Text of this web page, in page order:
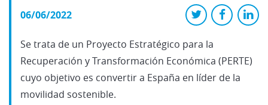
06/06/2022
Se trata de un Proyecto Estratégico para la
Recuperación y Transformación Económica (PERTE)
cuyo objetivo es convertir a España en líder de la
movilidad sostenible.